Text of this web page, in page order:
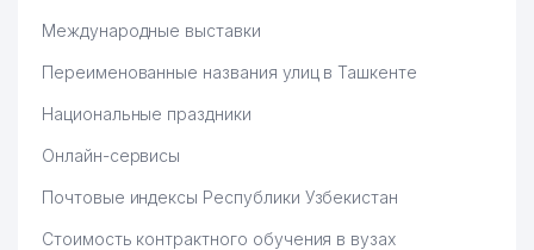
Международные выставки
Переименованные названия улиц в Ташкенте
Национальные праздники
Онлайн-сервисы
Почтовые индексы Республики Узбекистан
Стоимость контрактного обучения в вузах